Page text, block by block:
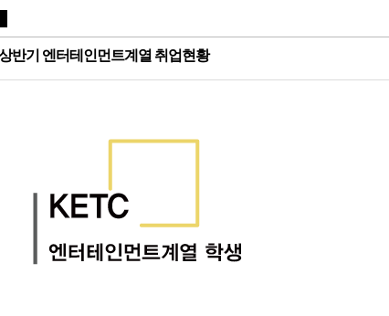
반기 엔터테인먼트계열 취업현황